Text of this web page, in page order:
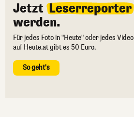
Jetzt Leserreporter
werden.
Für jedes Foto in "Heute" oder jedes Video
auf Heute.at gibt es 50 Euro.
So geht's